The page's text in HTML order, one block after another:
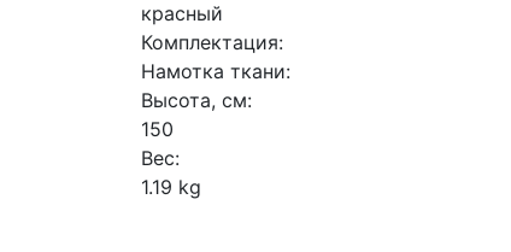
красный
Комплектация:
Намотка ткани:
Высота, см:
150
Вес:
1.19 kg